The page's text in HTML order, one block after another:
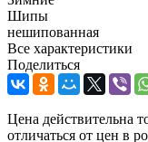
Шипы
нешипованная
Все характеристики
Поделиться
Цена действительна
отличаться от цен в